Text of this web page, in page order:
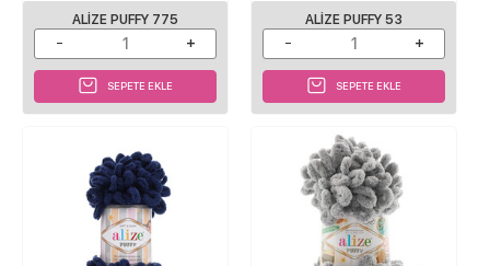
ALIZE PUFFY 775
SEPETE EKLE
ALIZE PUFFY 53
SEPETE EKLE